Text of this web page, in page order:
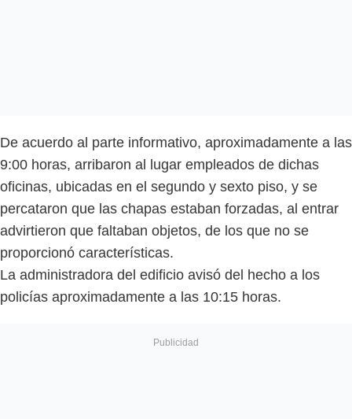
De acuerdo al parte informativo, aproximadamente a las
9:00 horas, arribaron al lugar empleados de dichas
oficinas, ubicadas en el segundo y sexto piso, y se
percataron que las chapas estaban forzadas, al entrar
advirtieron que faltaban objetos, de los que no se
proporcionó características.
La administradora del edificio avisó del hecho a los
policías aproximadamente a las 10:15 horas.